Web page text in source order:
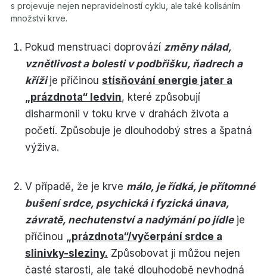
s projevuje nejen nepravidelností cyklu, ale také kolísáním
množství krve.
Pokud menstruaci doprovází změny nálad,
vznětlivost a bolesti v podbřišku, ňadrech a
kříži je příčinou stísňování energie jater a
„prázdnota“ ledvin, které způsobují
disharmonii v toku krve v drahách života a
početí. Způsobuje je dlouhodobý stres a špatná
výživa.
V případě, že je krve málo, je řídká, je přítomné
bušení srdce, psychická i fyzická únava,
závratě, nechutenství a nadýmání po jídleje
příčinou „prázdnota“/vyčerpání srdce a
slinivky-sleziny. Způsobovat ji můžou nejen
časté starosti, ale také dlouhodobě nevhodná